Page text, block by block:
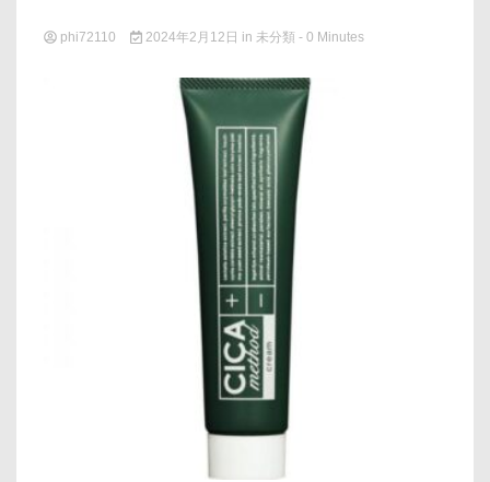
phi72110 2024年2月12日 in 未分類 - 0 Minutes